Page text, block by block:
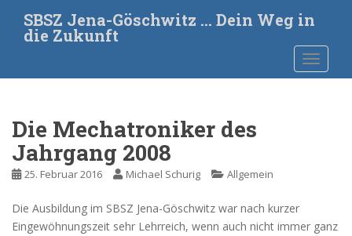
t
SBSZ Jena-Göschwitz … Dein Weg in
die Zukunft
Die Mechatroniker des
Jahrgang 2008
25. Februar 2016 Michael Schurig Allgemein
Die Ausbildung im SBSZ Jena-Göschwitz war nach kurzer
Eingewöhnungszeit sehr Lehrreich, wenn auch nicht immer ganz